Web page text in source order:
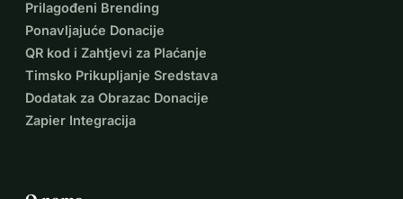
Prilagođeni Brending
Ponavljajuće Donacije
QR kod i Zahtjevi za Plaćanje
Timsko Prikupljanje Sredstava
Dodatak za Obrazac Donacije
Zapier Integracija